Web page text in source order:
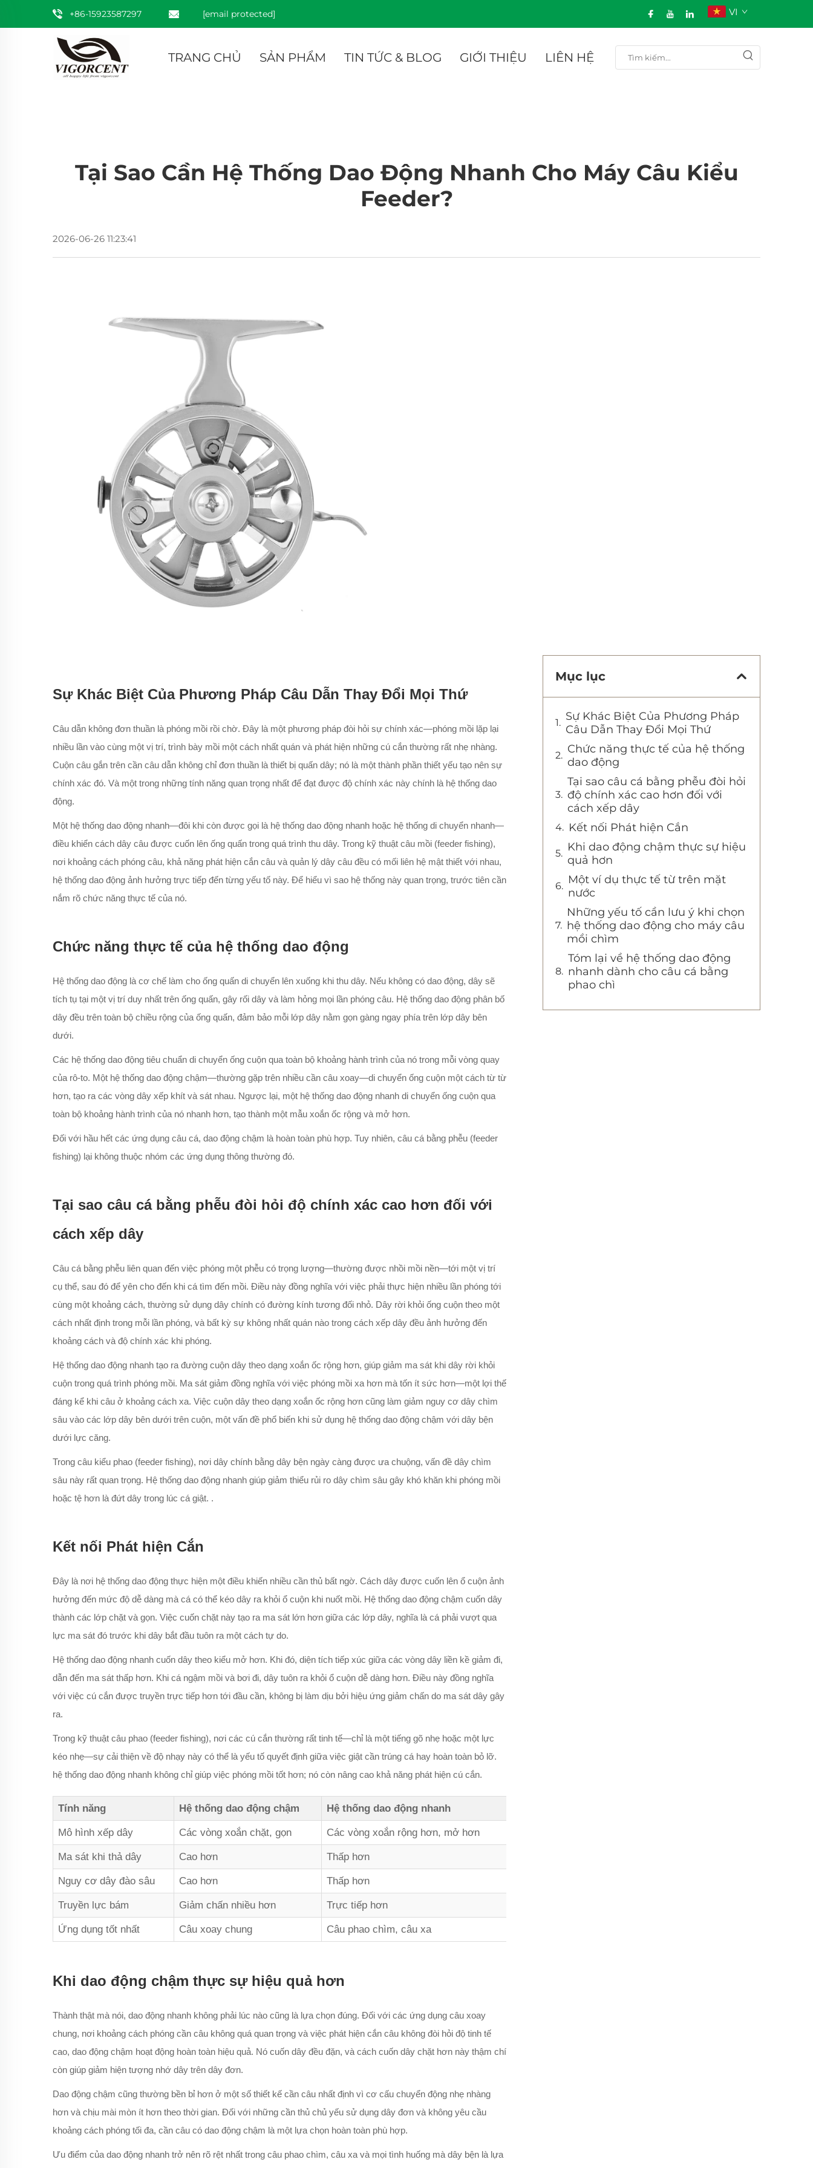
+86-15923587297 [email protected] VI
TRANG CHỦ SẢN PHẨM TIN TỨC & BLOG GIỚI THIỆU LIÊN HỆ
Tại Sao Cần Hệ Thống Dao Động Nhanh Cho Máy Câu Kiểu
Feeder?
2026-06-26 11:23:41
Sự Khác Biệt Của Phương Pháp Câu Dẫn Thay Đổi Mọi Thứ
Câu dẫn không đơn thuần là phóng mồi rồi chờ. Đây là một phương pháp đòi hỏi sự chính xác—phóng mồi lặp lại
nhiều lần vào cùng một vị trí, trình bày mồi một cách nhất quán và phát hiện những cú cắn thường rất nhẹ nhàng.
Cuộn câu gắn trên cần câu dẫn không chỉ đơn thuần là thiết bị quấn dây; nó là một thành phần thiết yếu tạo nên sự
chính xác đó. Và một trong những tính năng quan trọng nhất để đạt được độ chính xác này chính là hệ thống dao
động.
Một hệ thống dao động nhanh—đôi khi còn được gọi là hệ thống dao động nhanh hoặc hệ thống di chuyển nhanh—
điều khiển cách dây câu được cuốn lên ống quấn trong quá trình thu dây. Trong kỹ thuật câu mồi (feeder fishing),
nơi khoảng cách phóng câu, khả năng phát hiện cắn câu và quản lý dây câu đều có mối liên hệ mật thiết với nhau,
hệ thống dao động ảnh hưởng trực tiếp đến từng yếu tố này. Để hiểu vì sao hệ thống này quan trọng, trước tiên cần
nắm rõ chức năng thực tế của nó.
Chức năng thực tế của hệ thống dao động
Hệ thống dao động là cơ chế làm cho ống quấn di chuyển lên xuống khi thu dây. Nếu không có dao động, dây sẽ
tích tụ tại một vị trí duy nhất trên ống quấn, gây rối dây và làm hỏng mọi lần phóng câu. Hệ thống dao động phân bố
dây đều trên toàn bộ chiều rộng của ống quấn, đảm bảo mỗi lớp dây nằm gọn gàng ngay phía trên lớp dây bên
dưới.
Các hệ thống dao động tiêu chuẩn di chuyển ống cuộn qua toàn bộ khoảng hành trình của nó trong mỗi vòng quay
của rô-to. Một hệ thống dao động chậm—thường gặp trên nhiều cần câu xoay—di chuyển ống cuộn một cách từ từ
hơn, tạo ra các vòng dây xếp khít và sát nhau. Ngược lại, một hệ thống dao động nhanh di chuyển ống cuộn qua
toàn bộ khoảng hành trình của nó nhanh hơn, tạo thành một mẫu xoắn ốc rộng và mở hơn.
Đối với hầu hết các ứng dụng câu cá, dao động chậm là hoàn toàn phù hợp. Tuy nhiên, câu cá bằng phễu (feeder
fishing) lại không thuộc nhóm các ứng dụng thông thường đó.
Tại sao câu cá bằng phễu đòi hỏi độ chính xác cao hơn đối với
cách xếp dây
Câu cá bằng phễu liên quan đến việc phóng một phễu có trọng lượng—thường được nhồi mồi nền—tới một vị trí
cụ thể, sau đó để yên cho đến khi cá tìm đến mồi. Điều này đồng nghĩa với việc phải thực hiện nhiều lần phóng tới
cùng một khoảng cách, thường sử dụng dây chính có đường kính tương đối nhỏ. Dây rời khỏi ống cuộn theo một
cách nhất định trong mỗi lần phóng, và bất kỳ sự không nhất quán nào trong cách xếp dây đều ảnh hưởng đến
khoảng cách và độ chính xác khi phóng.
Hệ thống dao động nhanh tạo ra đường cuộn dây theo dạng xoắn ốc rộng hơn, giúp giảm ma sát khi dây rời khỏi
cuộn trong quá trình phóng mồi. Ma sát giảm đồng nghĩa với việc phóng mồi xa hơn mà tốn ít sức hơn—một lợi thế
đáng kể khi câu ở khoảng cách xa. Việc cuộn dây theo dạng xoắn ốc rộng hơn cũng làm giảm nguy cơ dây chìm
sâu vào các lớp dây bên dưới trên cuộn, một vấn đề phổ biến khi sử dụng hệ thống dao động chậm với dây bện
dưới lực căng.
Trong câu kiểu phao (feeder fishing), nơi dây chính bằng dây bện ngày càng được ưa chuộng, vấn đề dây chìm
sâu này rất quan trọng. Hệ thống dao động nhanh giúp giảm thiểu rủi ro dây chìm sâu gây khó khăn khi phóng mồi
hoặc tệ hơn là đứt dây trong lúc cá giật. .
Kết nối Phát hiện Cắn
Đây là nơi hệ thống dao động thực hiện một điều khiến nhiều cần thủ bất ngờ. Cách dây được cuốn lên ổ cuộn ảnh
hưởng đến mức độ dễ dàng mà cá có thể kéo dây ra khỏi ổ cuộn khi nuốt mồi. Hệ thống dao động chậm cuốn dây
thành các lớp chặt và gọn. Việc cuốn chặt này tạo ra ma sát lớn hơn giữa các lớp dây, nghĩa là cá phải vượt qua
lực ma sát đó trước khi dây bắt đầu tuôn ra một cách tự do.
Hệ thống dao động nhanh cuốn dây theo kiểu mở hơn. Khi đó, diện tích tiếp xúc giữa các vòng dây liền kề giảm đi,
dẫn đến ma sát thấp hơn. Khi cá ngậm mồi và bơi đi, dây tuôn ra khỏi ổ cuộn dễ dàng hơn. Điều này đồng nghĩa
với việc cú cắn được truyền trực tiếp hơn tới đầu cần, không bị làm dịu bởi hiệu ứng giảm chấn do ma sát dây gây
ra.
Trong kỹ thuật câu phao (feeder fishing), nơi các cú cắn thường rất tinh tế—chỉ là một tiếng gõ nhẹ hoặc một lực
kéo nhẹ—sự cải thiện về độ nhạy này có thể là yếu tố quyết định giữa việc giật cần trúng cá hay hoàn toàn bỏ lỡ.
hệ thống dao động nhanh không chỉ giúp việc phóng mồi tốt hơn; nó còn nâng cao khả năng phát hiện cú cắn.
Tính năng Hệ thống dao động chậm Hệ thống dao động nhanh
Mô hình xếp dây Các vòng xoắn chặt, gọn Các vòng xoắn rộng hơn, mở hơn
Ma sát khi thả dây Cao hơn Thấp hơn
Nguy cơ dây đào sâu Cao hơn Thấp hơn
Truyền lực bám Giảm chấn nhiều hơn Trực tiếp hơn
Ứng dụng tốt nhất Câu xoay chung Câu phao chìm, câu xa
Khi dao động chậm thực sự hiệu quả hơn
Thành thật mà nói, dao động nhanh không phải lúc nào cũng là lựa chọn đúng. Đối với các ứng dụng câu xoay
chung, nơi khoảng cách phóng cần câu không quá quan trọng và việc phát hiện cắn câu không đòi hỏi độ tinh tế
cao, dao động chậm hoạt động hoàn toàn hiệu quả. Nó cuốn dây đều đặn, và cách cuốn dây chặt hơn này thậm chí
còn giúp giảm hiện tượng nhớ dây trên dây đơn.
Dao động chậm cũng thường bền bỉ hơn ở một số thiết kế cần câu nhất định vì cơ cấu chuyển động nhẹ nhàng
hơn và chịu mài mòn ít hơn theo thời gian. Đối với những cần thủ chủ yếu sử dụng dây đơn và không yêu cầu
khoảng cách phóng tối đa, cần câu có dao động chậm là một lựa chọn hoàn toàn phù hợp.
Ưu điểm của dao động nhanh trở nên rõ rệt nhất trong câu phao chìm, câu xa và mọi tình huống mà dây bện là lựa
Mục lục
Sự Khác Biệt Của Phương Pháp
Câu Dẫn Thay Đổi Mọi Thứ
Chức năng thực tế của hệ thống
dao động
Tại sao câu cá bằng phễu đòi hỏi
độ chính xác cao hơn đối với
cách xếp dây
Kết nối Phát hiện Cắn
Khi dao động chậm thực sự hiệu
quả hơn
Một ví dụ thực tế từ trên mặt
nước
Những yếu tố cần lưu ý khi chọn
hệ thống dao động cho máy câu
mồi chìm
Tóm lại về hệ thống dao động
nhanh dành cho câu cá bằng
phao chì